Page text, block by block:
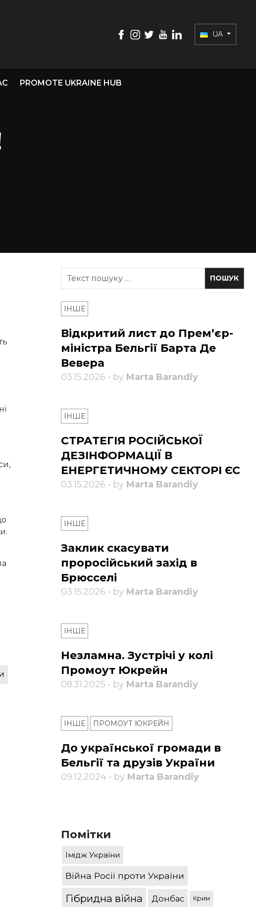
UA
PROMOTE UKRAINE HUB
ІНШЕ
Відкритий лист до Прем’єр-
міністра Бельгії Барта Де
Вевера
03.15.2026 • by Marta Barandiy
ІНШЕ
СТРАТЕГІЯ РОСІЙСЬКОЇ
ДЕЗІНФОРМАЦІЇ В
ЕНЕРГЕТИЧНОМУ СЕКТОРІ ЄС
03.15.2026 • by Marta Barandiy
ІНШЕ
Заклик скасувати
проросійський захід в
Брюсселі
03.15.2026 • by Marta Barandiy
ІНШЕ
Незламна. Зустрічі у колі
Промоут Юкрейн
08.31.2025 • by Marta Barandiy
ІНШЕ ПРОМОУТ ЮКРЕЙН
До української громади в
Бельгії та друзів України
09.12.2024 • by Marta Barandiy
Помітки
Імідж України
Війна Росії проти України
Гібридна війна Донбас Крим